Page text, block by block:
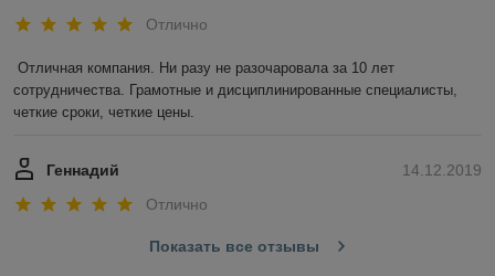
Отлично
Отличная компания. Ни разу не разочаровала за 10 лет
сотрудничества. Грамотные и дисциплинированные специалисты,
четкие сроки, четкие цены.
14.12.2019
Геннадий
Отлично
Показать все отзывы